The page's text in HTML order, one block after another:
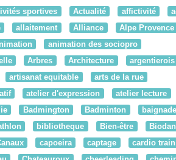
sportives Actualité affictivité
allaitement Alliance
Alpe Provence
animation des sociopro
Arbres Architecture
argentierois
artisanat equitable
arts de la rue
atelier d'expression
atelier lecture
Badmington Badminton
baignade
bibliotheque Bien-être
capoeira captage
cardio